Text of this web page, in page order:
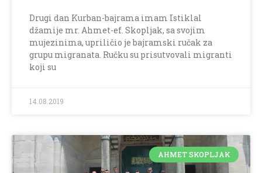
Drugi dan Kurban-bajrama imam Istiklal
džamije mr. Ahmet-ef. Skopljak, sa svojim
mujezinima, upriličio je bajramski ručak za
grupu migranata. Ručku su prisutvovali migranti
koji su
14.08.2019
AHMET SKOPLJAK